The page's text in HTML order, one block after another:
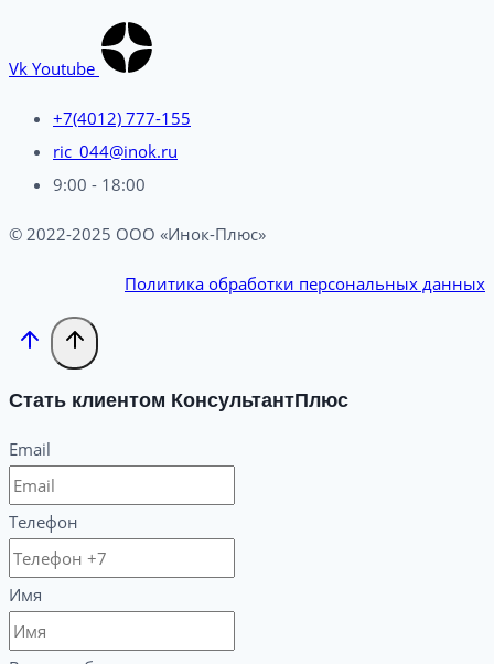
Vk Youtube
+7(4012) 777-155
ric_044@inok.ru
9:00 - 18:00
© 2022-2025 ООО «Инок-Плюс»
Политика обработки персональных данных
Стать клиентом КонсультантПлюс
Email
Телефон
Имя